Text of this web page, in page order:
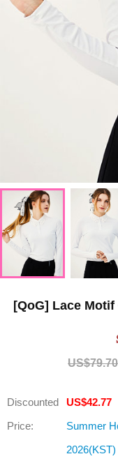
[QoG] Lace
Discounted
Price:
US$42.77
Summer
2026(KST)